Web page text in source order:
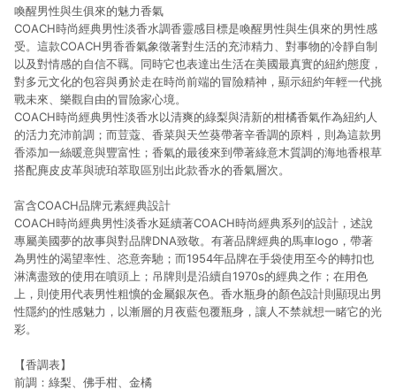
喚醒男性與生俱來的魅力香氣
COACH時尚經典男性淡香水調香靈感目標是喚醒男性與生俱來的男性感
受。這款COACH男香香氣象徵著對生活的充沛精力、對事物的冷靜自制
以及對情感的自信不羈。同時它也表達出生活在美國最真實的紐約態度，
對多元文化的包容與勇於走在時尚前端的冒險精神，顯示紐約年輕一代挑
戰未來、樂觀自由的冒險家心境。
COACH時尚經典男性淡香水以清爽的綠梨與清新的柑橘香氣作為紐約人
的活力充沛前調；而荳蔻、香菜與天竺葵帶著辛香調的原料，則為這款男
香添加一絲暖意與豐富性；香氣的最後來到帶著綠意木質調的海地香根草
搭配麂皮皮革與琥珀萃取區別出此款香水的香氣層次。
富含COACH品牌元素經典設計
COACH時尚經典男性淡香水延續著COACH時尚經典系列的設計，述說
專屬美國夢的故事與對品牌DNA致敬。有著品牌經典的馬車logo，帶著
為男性的渴望率性、恣意奔馳；而1954年品牌在手袋使用至今的轉扣也
淋漓盡致的使用在噴頭上；吊牌則是沿續自1970s的經典之作；在用色
上，則使用代表男性粗懭的金屬銀灰色。香水瓶身的顏色設計則顯現出男
性隱約的性感魅力，以漸層的月夜藍包覆瓶身，讓人不禁就想一睹它的光
彩。
【香調表】
前調：綠梨、佛手柑、金橘